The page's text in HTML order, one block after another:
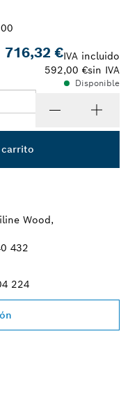
716,32 €IVA incluido
592,00 €sin IVA
Disponible
Wood,
432
224